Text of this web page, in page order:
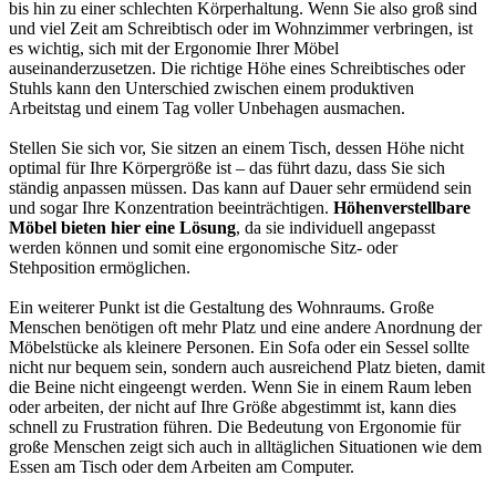
bis hin zu einer schlechten Körperhaltung. Wenn Sie also groß sind
und viel Zeit am Schreibtisch oder im Wohnzimmer verbringen, ist
es wichtig, sich mit der Ergonomie Ihrer Möbel
auseinanderzusetzen. Die richtige Höhe eines Schreibtisches oder
Stuhls kann den Unterschied zwischen einem produktiven
Arbeitstag und einem Tag voller Unbehagen ausmachen.
Stellen Sie sich vor, Sie sitzen an einem Tisch, dessen Höhe nicht
optimal für Ihre Körpergröße ist – das führt dazu, dass Sie sich
ständig anpassen müssen. Das kann auf Dauer sehr ermüdend sein
und sogar Ihre Konzentration beeinträchtigen. Höhenverstellbare
Möbel bieten hier eine Lösung, da sie individuell angepasst
werden können und somit eine ergonomische Sitz- oder
Stehposition ermöglichen.
Ein weiterer Punkt ist die Gestaltung des Wohnraums. Große
Menschen benötigen oft mehr Platz und eine andere Anordnung der
Möbelstücke als kleinere Personen. Ein Sofa oder ein Sessel sollte
nicht nur bequem sein, sondern auch ausreichend Platz bieten, damit
die Beine nicht eingeengt werden. Wenn Sie in einem Raum leben
oder arbeiten, der nicht auf Ihre Größe abgestimmt ist, kann dies
schnell zu Frustration führen. Die Bedeutung von Ergonomie für
große Menschen zeigt sich auch in alltäglichen Situationen wie dem
Essen am Tisch oder dem Arbeiten am Computer.